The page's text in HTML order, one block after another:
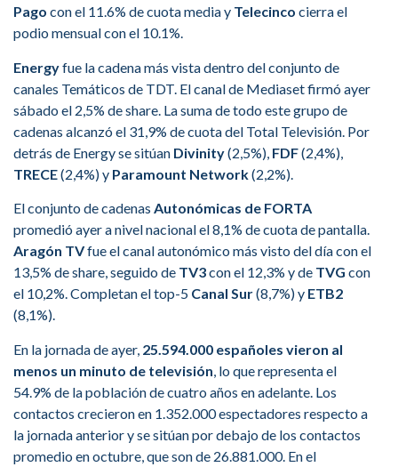
Pago con el 11.6% de cuota media y Telecinco cierra el
podio mensual con el 10.1%.
Energyfue la cadena más vista dentro del conjunto de
canales Temáticos de TDT. El canal de Mediaset firmó ayer
sábado el 2,5% de share. La suma de todo este grupo de
cadenas alcanzó el 31,9% de cuota del Total Televisión. Por
detrás de Energy se sitúan Divinity(2,5%), FDF(2,4%),
TRECE(2,4%) y Paramount Network(2,2%).
El conjunto de cadenas Autonómicas de FORTA
promedió ayer a nivel nacional el 8,1% de cuota de pantalla.
Aragón TVfue el canal autonómico más visto del día con el
13,5% de share, seguido de TV3con el 12,3% y de TVG con
el 10,2%. Completan el top-5 Canal Sur(8,7%) y ETB2
(8,1%).
En la jornada de ayer, 25.594.000 españoles vieron al
menos un minuto de televisión , lo que representa el
54.9% de la población de cuatro años en adelante. Los
contactos crecieron en 1.352.000 espectadores respecto a
la jornada anterior y se sitúan por debajo de los contactos
promedio en octubre, que son de 26.881.000. En el